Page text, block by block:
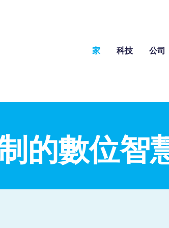
家 科技 公司
的數位智